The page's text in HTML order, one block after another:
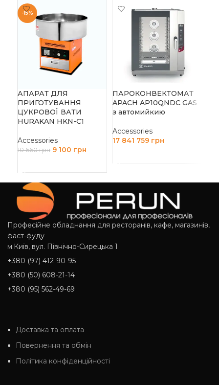
-15%
АПАРАТ ДЛЯ
ПРИГОТУВАННЯ
ЦУКРОВОЇ ВАТИ
HURAKAN HKN-C1
Accessories
10 660грн 9 100 грн
ПАРОКОНВЕКТОМАТ
APACH AP10QNDC GAS
з автомийкию
Accessories
17 841 759 грн
Професійне обладнання для ресторанів, кафе, магазинів,
фаст-фуду
м.Київ, вул. Північно-Сирецька 1
+380 (97) 412-90-95
+380 (50) 608-21-14
+380 (95) 562-49-69
Доставка та оплата
Повернення та обмін
Політика конфіденційності